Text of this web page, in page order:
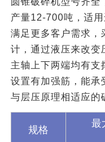
产量12-700吨，适
满足更多客户需求，
计，通过液压来改变
主轴上下两端均有支
设置有加强筋，能承
与层压原理相适应的
规格
最